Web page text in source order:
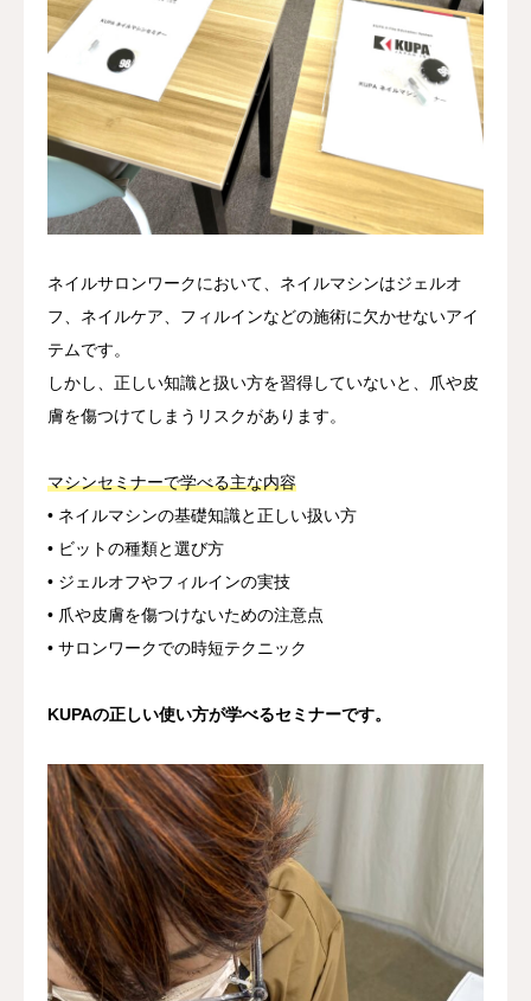
ネイルサロンワークにおいて、ネイルマシンはジェルオ
フ、ネイルケア、フィルインなどの施術に欠かせないアイ
テムです。
しかし、正しい知識と扱い方を習得していないと、爪や皮
膚を傷つけてしまうリスクがあります。
マシンセミナーで学べる主な内容
• ネイルマシンの基礎知識と正しい扱い方
• ビットの種類と選び方
• ジェルオフやフィルインの実技
• 爪や皮膚を傷つけないための注意点
• サロンワークでの時短テクニック
KUPAの正しい使い方が学べるセミナーです。